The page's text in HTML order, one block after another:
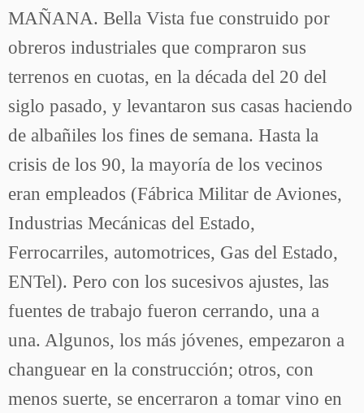
MAÑANA. Bella Vista fue construido por
obreros industriales que compraron sus
terrenos en cuotas, en la década del 20 del
siglo pasado, y levantaron sus casas haciendo
de albañiles los fines de semana. Hasta la
crisis de los 90, la mayoría de los vecinos
eran empleados (Fábrica Militar de Aviones,
Industrias Mecánicas del Estado,
Ferrocarriles, automotrices, Gas del Estado,
ENTel). Pero con los sucesivos ajustes, las
fuentes de trabajo fueron cerrando, una a
una. Algunos, los más jóvenes, empezaron a
changuear en la construcción; otros, con
menos suerte, se encerraron a tomar vino en